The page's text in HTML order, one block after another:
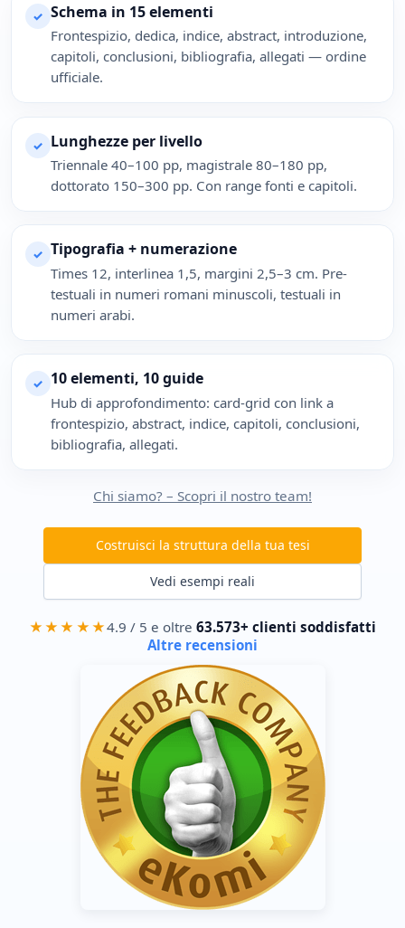
✓ Schema in 15 elementi
Frontespizio, dedica, indice, abstract, introduzione,
capitoli, conclusioni, bibliografia, allegati — ordine
ufficiale.
✓ Lunghezze per livello
Triennale 40–100 pp, magistrale 80–180 pp,
dottorato 150–300 pp. Con range fonti e capitoli.
✓ Tipografia + numerazione
Times 12, interlinea 1,5, margini 2,5–3 cm. Pre-
testuali in numeri romani minuscoli, testuali in
numeri arabi.
✓ 10 elementi, 10 guide
Hub di approfondimento: card-grid con link a
frontespizio, abstract, indice, capitoli, conclusioni,
bibliografia, allegati.
Chi siamo? – Scopri il nostro team!
Costruisci la struttura della tua tesi
Vedi esempi reali
★★★★★4.9 / 5 e oltre63.573+ clienti soddisfatti
Altre recensioni